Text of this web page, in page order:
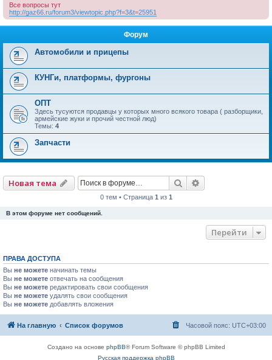
Все вопросы тут
http://gaz66.ru/forum3/viewtopic.php?f=3&t=25951
Форум
Автомобили и прицепы
КУНГи, платформы, фургоны
ОПТ
Здесь тусуются продавцы у которых много всякого товара ( разборщики,
армейские жуки и прочий честной люд)
Темы: 4
Запчасти
Новая тема Поиск
0 тем • Страница 1 из 1
В этом форуме нет сообщений.
Перейти
ПРАВА ДОСТУПА
Вы не можете начинать темы
Вы не можете отвечать на сообщения
Вы не можете редактировать свои сообщения
Вы не можете удалять свои сообщения
Вы не можете добавлять вложения
На главную Список форумов Часовой пояс: UTC+03:00
Создано на основе phpBB® Forum Software © phpBB Limited
Русская поддержка phpBB